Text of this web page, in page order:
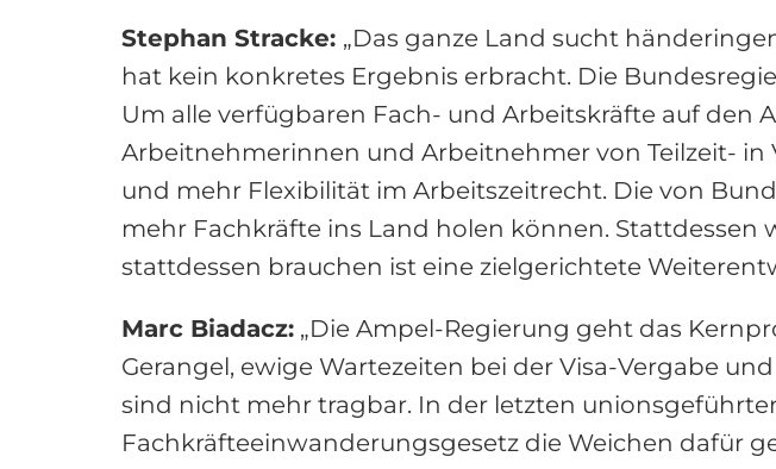
Stephan Stracke: „Das ganze Land sucht
hat kein konkretes Ergebnis erbracht. Die
Um alle verfügbaren Fach- und Arbeitskräfte auf
Arbeitnehmerinnen und Arbeitnehmer von Teilzeit-
und mehr Flexibilität im Arbeitszeitrecht. Die von
mehr Fachkräfte ins Land holen können. Stattdessen
stattdessen brauchen ist eine zielgerichtete
Marc Biadacz: „Die Ampel-Regierung geht das
Gerangel, ewige Wartezeiten bei der Visa-Vergabe
sind nicht mehr tragbar. In der letzten
Fachkräfteeinwanderungsgesetz die Weichen dafür